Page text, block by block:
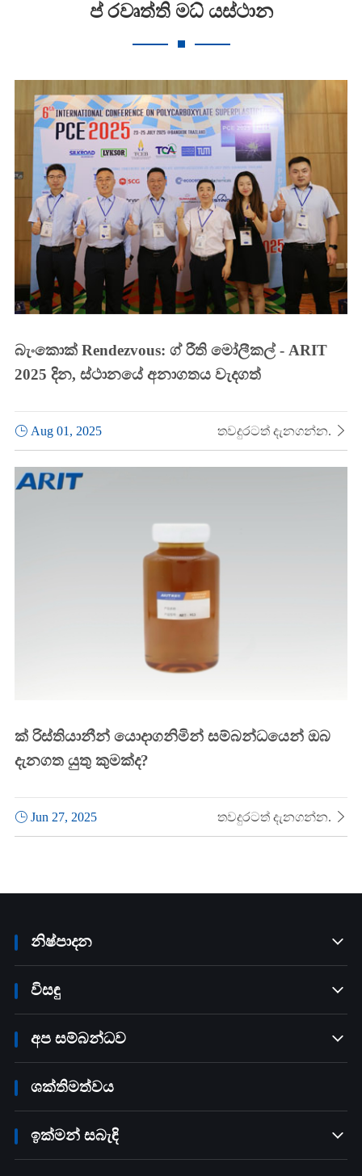
ප් රවෘත්ති මධ් යස්ථාන
බැංකොක් Rendezvous: ග් රීති මෝලීකල් - ARIT
2025 දින, ස්ථානයේ අනාගතය වැදගත්
Aug 01, 2025 තවදුරටත් දැනගන්න. 
ක් රිස්තියානීන් යොදාගනිමින් සම්බන්ධයෙන් ඔබ
දැනගත යුතු කුමක්ද?
Jun 27, 2025 තවදුරටත් දැනගන්න. 
නිෂ්පාදන 
විසඳු 
අප සම්බන්ධව 
ශක්තිමත්වය
ඉක්මන් සබැඳි 